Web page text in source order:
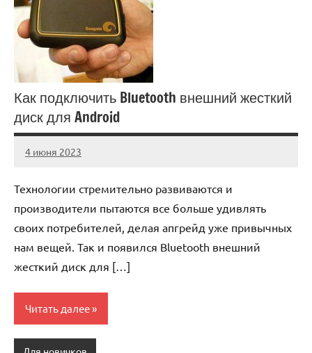
Как подключить Bluetooth внешний жесткий
диск для Android
4 июня 2023
anti_shpion_
Нет
Технологии стремительно развиваются и
производители пытаются все больше удивлять
своих потребителей, делая апгрейд уже привычных
нам вещей. Так и появился Bluetooth внешний
жесткий диск для […]
Читать далее